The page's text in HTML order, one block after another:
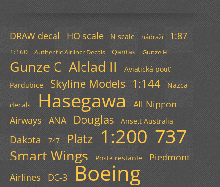
DRAW decal HO scale N scale nádraží 1:87
1:160 Authentic Airliner Decals Qantas Gunze H
Gunze C Alclad II
Aviatická pouť
Pardubice
Skyline Models 1:144 Nazca-
decals Hasegawa
All Nippon
Airways
ANA Douglas Ansett Australia
Dakota 747 Platz 1:200 737
Smart Wings Poste restante
Piedmont
Airlines
DC-3 Boeing